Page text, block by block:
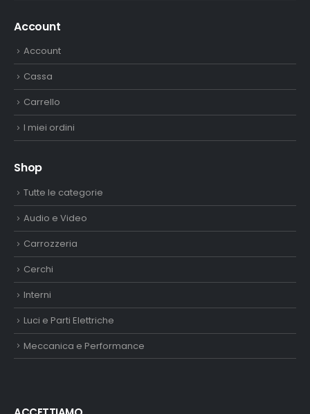
Account
Account
Cassa
Carrello
I miei ordini
Shop
Tutte le categorie
Audio e Video
Carrozzeria
Cerchi
Interni
Luci e Parti Elettriche
Meccanica e Performance